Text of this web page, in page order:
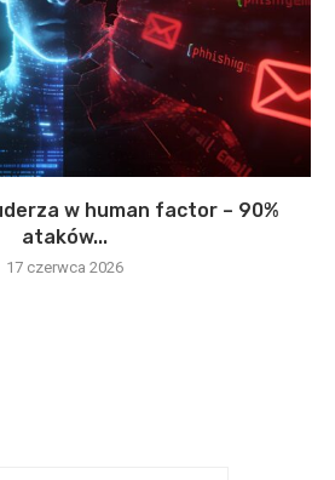
w human factor – 90%
ataków...
17 czerwca 2026